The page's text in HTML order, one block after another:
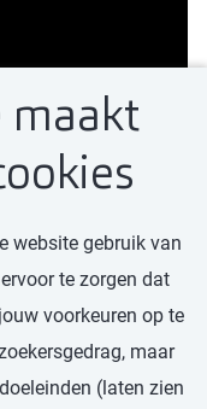
maakt
website gebruik van
te zorgen dat
voorkeuren op te
maar
(laten zien